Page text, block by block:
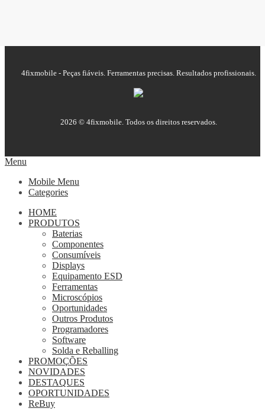
4fixmobile - Peças fiáveis. Ferramentas precisas. Resultados profissionais.
2026 © 4fixmobile. Todos os direitos reservados.
Menu
Mobile Menu
Categories
HOME
PRODUTOS
Baterias
Componentes
Consumíveis
Displays
Equipamento ESD
Ferramentas
Microscópios
Oportunidades
Outros Produtos
Programadores
Software
Solda e Reballing
PROMOÇÕES
NOVIDADES
DESTAQUES
OPORTUNIDADES
ReBuy